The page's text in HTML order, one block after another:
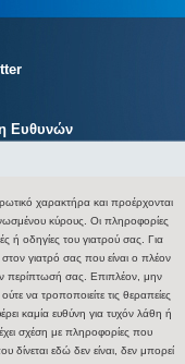
Ευθυνών
χαρακτήρα και προέρχονται
κύρους. Οι πληροφορίες
ή οδηγίες του γιατρού σας. Για
γιατρό σας που είναι ο πλέον
περίπτωσή σας. Επιπλέον, μην
να τροποποιείτε τις θεραπείες
καμία ευθύνη για τυχόν λάθη ή
σχέση με πληροφορίες που
δίνεται εδώ δεν είναι, δεν μπορεί